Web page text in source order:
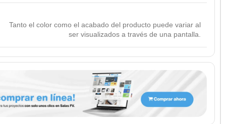
Tanto el color como el acabado del producto puede variar al
ser visualizados a través de una pantalla.